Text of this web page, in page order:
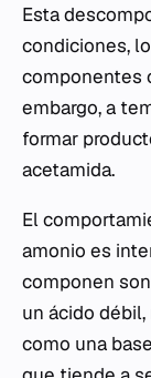
Esta
condiciones,
componentes
embargo, a
formar
acetamida.
El
amonio es
componen
un ácido
como una